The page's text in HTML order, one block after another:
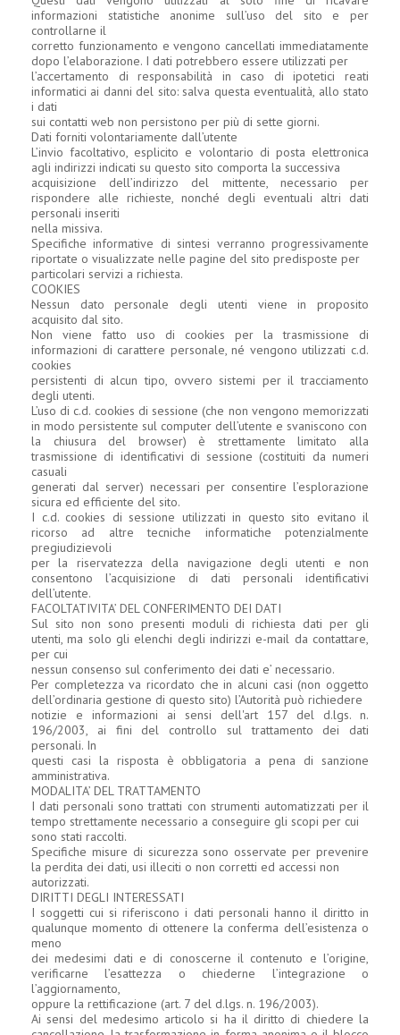
informazioni statistiche anonime sull’uso del sito e per
controllarne il
corretto funzionamento e vengono cancellati immediatamente
dopo l’elaborazione. I dati potrebbero essere utilizzati per
l’accertamento di responsabilità in caso di ipotetici reati
informatici ai danni del sito: salva questa eventualità, allo stato
i dati
sui contatti web non persistono per più di sette giorni.
Dati forniti volontariamente dall’utente
L’invio facoltativo, esplicito e volontario di posta elettronica
agli indirizzi indicati su questo sito comporta la successiva
acquisizione dell’indirizzo del mittente, necessario per
rispondere alle richieste, nonché degli eventuali altri dati
personali inseriti
nella missiva.
Specifiche informative di sintesi verranno progressivamente
riportate o visualizzate nelle pagine del sito predisposte per
particolari servizi a richiesta.
COOKIES
Nessun dato personale degli utenti viene in proposito
acquisito dal sito.
Non viene fatto uso di cookies per la trasmissione di
informazioni di carattere personale, né vengono utilizzati c.d.
cookies
persistenti di alcun tipo, ovvero sistemi per il tracciamento
degli utenti.
L’uso di c.d. cookies di sessione (che non vengono memorizzati
in modo persistente sul computer dell’utente e svaniscono con
la chiusura del browser) è strettamente limitato alla
trasmissione di identificativi di sessione (costituiti da numeri
casuali
generati dal server) necessari per consentire l’esplorazione
sicura ed efficiente del sito.
I c.d. cookies di sessione utilizzati in questo sito evitano il
ricorso ad altre tecniche informatiche potenzialmente
pregiudizievoli
per la riservatezza della navigazione degli utenti e non
consentono l’acquisizione di dati personali identificativi
dell’utente.
FACOLTATIVITA’ DEL CONFERIMENTO DEI DATI
Sul sito non sono presenti moduli di richiesta dati per gli
utenti, ma solo gli elenchi degli indirizzi e-mail da contattare,
per cui
nessun consenso sul conferimento dei dati e’ necessario.
Per completezza va ricordato che in alcuni casi (non oggetto
dell’ordinaria gestione di questo sito) l’Autorità può richiedere
notizie e informazioni ai sensi dell'art 157 del d.lgs. n.
196/2003, ai fini del controllo sul trattamento dei dati
personali. In
questi casi la risposta è obbligatoria a pena di sanzione
amministrativa.
MODALITA’ DEL TRATTAMENTO
I dati personali sono trattati con strumenti automatizzati per il
tempo strettamente necessario a conseguire gli scopi per cui
sono stati raccolti.
Specifiche misure di sicurezza sono osservate per prevenire
la perdita dei dati, usi illeciti o non corretti ed accessi non
autorizzati.
DIRITTI DEGLI INTERESSATI
I soggetti cui si riferiscono i dati personali hanno il diritto in
qualunque momento di ottenere la conferma dell’esistenza o
meno
dei medesimi dati e di conoscerne il contenuto e l’origine,
verificarne l’esattezza o chiederne l’integrazione o
l’aggiornamento,
oppure la rettificazione (art. 7 del d.lgs. n. 196/2003).
Ai sensi del medesimo articolo si ha il diritto di chiedere la